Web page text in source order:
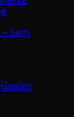
– børn